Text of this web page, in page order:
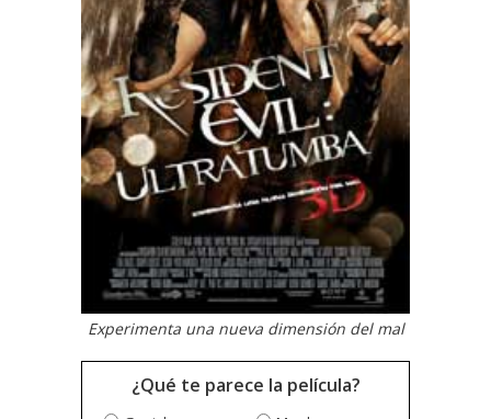
Experimenta una nueva dimensión del mal
¿Qué te parece la película?